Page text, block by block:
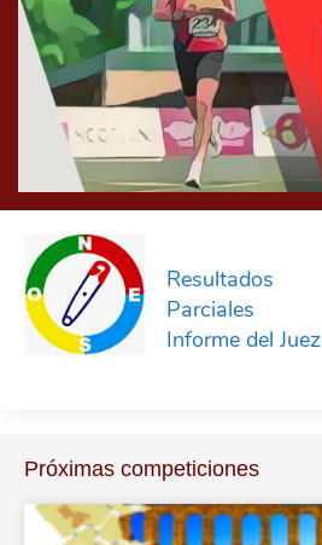
Resultados
Parciales
Informe del Juez
Próximas competiciones